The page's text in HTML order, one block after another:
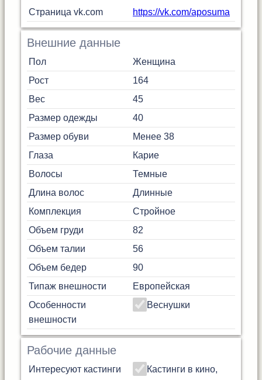
Страница vk.com https://vk.com/aposuma
Внешние данные
Пол
Женщина
Рост
164
Вес
45
Размер одежды
40
Размер обуви
Менее 38
Глаза
Карие
Волосы
Темные
Длина волос
Длинные
Комплекция
Стройное
Объем груди
82
Объем талии
56
Объем бедер
90
Типаж внешности
Европейская
Особенности
внешности
Веснушки
Рабочие данные
Интересуют кастинги
Кастинги в кино,